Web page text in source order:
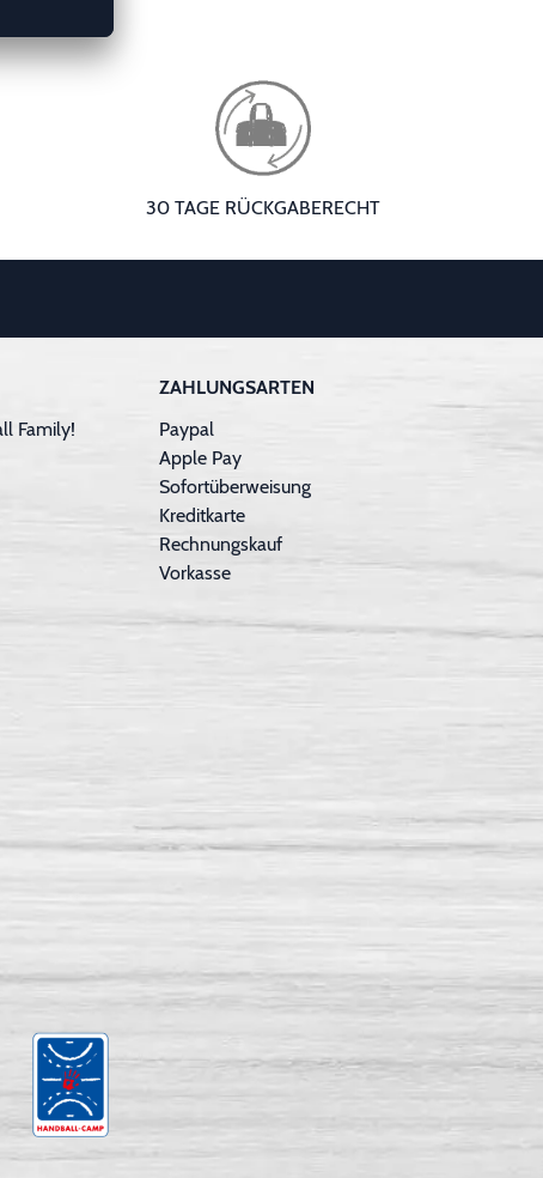
30 TAGE RÜCKGABERECHT
Family!
ZAHLUNGSARTEN
Paypal
Apple Pay
Sofortüberweisung
Kreditkarte
Rechnungskauf
Vorkasse